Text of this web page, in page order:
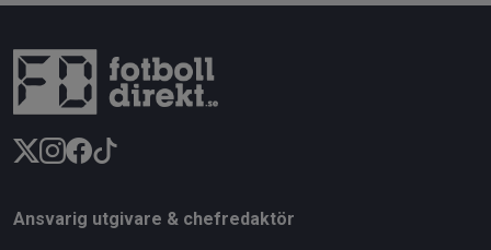
Ansvarig utgivare & chefredaktör